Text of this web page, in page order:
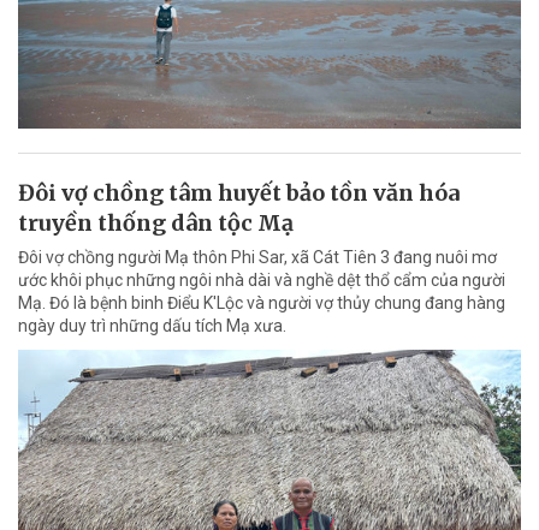
Đôi vợ chồng tâm huyết bảo tồn văn hóa
truyền thống dân tộc Mạ
Đôi vợ chồng người Mạ thôn Phi Sar, xã Cát Tiên 3 đang nuôi mơ
ước khôi phục những ngôi nhà dài và nghề dệt thổ cẩm của người
Mạ. Đó là bệnh binh Điểu K'Lộc và người vợ thủy chung đang hàng
ngày duy trì những dấu tích Mạ xưa.